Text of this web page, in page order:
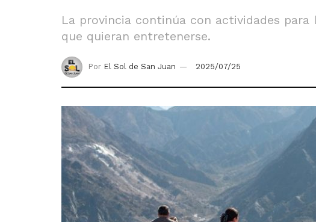
La provincia continúa con actividades
que quieran entretenerse.
Por El Sol de San Juan 2025/07/25